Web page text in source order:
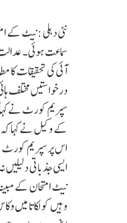
سماعت ہوئی۔
آئی کی تحقیقات
درخواستیں مختلف
اس پر سپریم کورٹ
ایسی جذباتی
نیٹ امتحان کے
وہیں کولکاتا